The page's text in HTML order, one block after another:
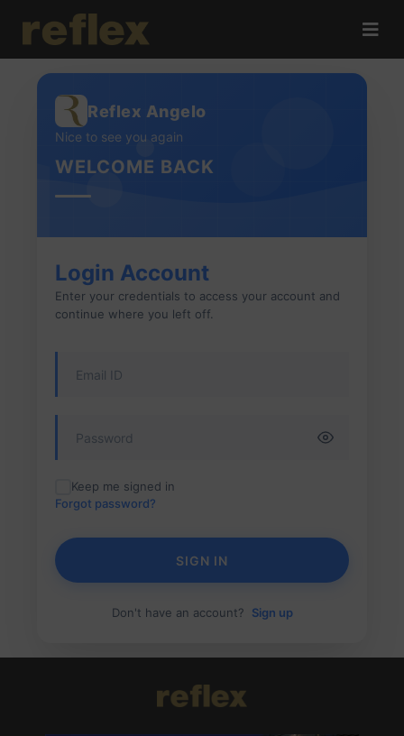
Reflex Angelo
Nice to see you again
WELCOME BACK
Login Account
Enter your credentials to access your account and
continue where you left off.
Keep me signed in
Forgot password?
SIGN IN
Don't have an account? Sign up